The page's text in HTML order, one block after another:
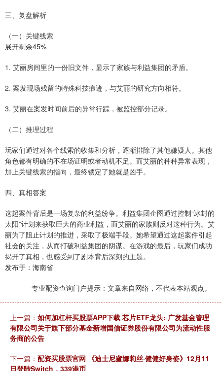
三、复盘解析
（一）关键线索
展开剩余45%
1. 艾丽房间里的一份旧文件，显示了家族与利益集团的矛盾。
2. 案发现场残留的特殊科技痕迹，与艾丽的研究方向相符。
3. 艾丽在案发时间前后的异常行踪，被监控部分记录。
（二）推理过程
玩家们通过对各个线索的收集和分析，逐渐排除了其他嫌疑人。其他
角色都有明确的不在场证明或者动机不足。而艾丽的种种异常表现，
加上关键线索的指向，最终锁定了她就是凶手。
四、真相答案
这起案件背后是一场复杂的利益纷争。利益集团企图通过控制“冰封的
太阳”计划来获取巨大的商业利益，而艾丽的家族则反对这种行为。艾
丽为了阻止计划的推进，采取了极端手段。她希望通过这起案件引起
社会的关注，从而打破利益集团的阴谋。在游戏的最后，玩家们成功
揭开了真相，也感受到了剧本背后深刻的主题。
发布于：海南省
专业配资查询门户提示：文章来自网络，不代表本站观点。
上一篇： 如何加杠杆买股票APP下载 芯片ETF龙头: 广发基金管理
有限公司关于旗下部分基金新增国信证券股份有限公司为流动性服
务商的公告
下一篇： 配资买股票官网 《迪士尼蜜娜莉丝·健健好身姿》12月11
日登陆Switch，339港币